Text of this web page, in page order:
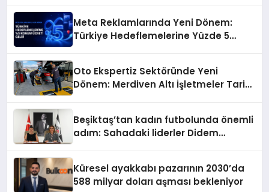
Meta Reklamlarında Yeni Dönem:
Türkiye Hedeflemelerine Yüzde 5
Oto Ekspertiz Sektöründe Yeni
Dönem: Merdiven Altı İşletmeler Tarih
Beşiktaş’tan kadın futbolunda önemli
adım: Sahadaki liderler Didem
Küresel ayakkabı pazarının 2030’da
588 milyar doları aşması bekleniyor